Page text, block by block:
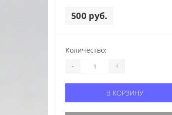
500 руб.
Количество:
- +
В КОРЗИНУ